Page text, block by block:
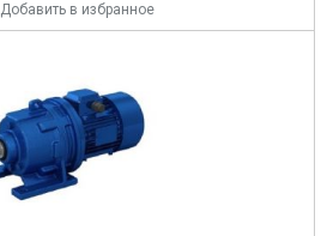
Добавить в избранное